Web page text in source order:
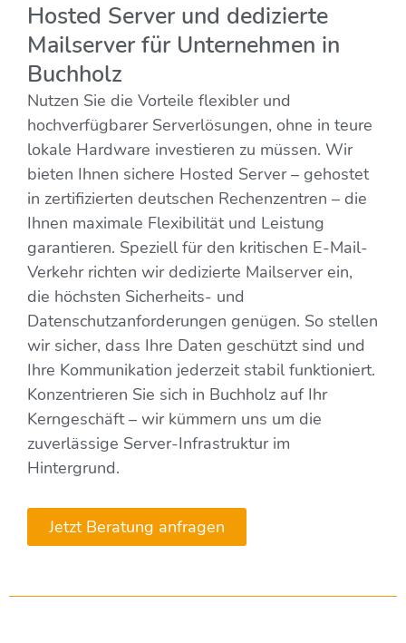
Hosted Server und dedizierte
Mailserver für Unternehmen in
Buchholz
Nutzen Sie die Vorteile flexibler und
hochverfügbarer Serverlösungen, ohne in teure
lokale Hardware investieren zu müssen. Wir
bieten Ihnen sichere Hosted Server – gehostet
in zertifizierten deutschen Rechenzentren – die
Ihnen maximale Flexibilität und Leistung
garantieren. Speziell für den kritischen E-Mail-
Verkehr richten wir dedizierte Mailserver ein,
die höchsten Sicherheits- und
Datenschutzanforderungen genügen. So stellen
wir sicher, dass Ihre Daten geschützt sind und
Ihre Kommunikation jederzeit stabil funktioniert.
Konzentrieren Sie sich in Buchholz auf Ihr
Kerngeschäft – wir kümmern uns um die
zuverlässige Server-Infrastruktur im
Hintergrund.
Jetzt Beratung anfragen